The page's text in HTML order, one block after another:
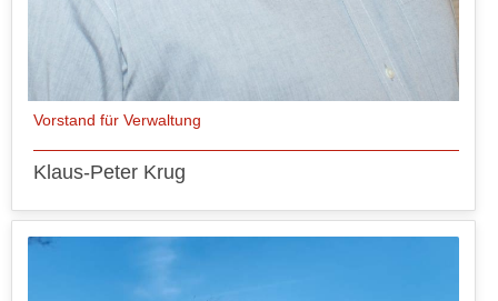
Vorstand für Verwaltung
Klaus-Peter Krug